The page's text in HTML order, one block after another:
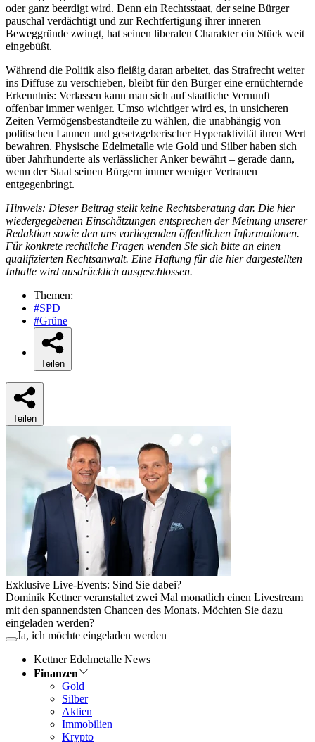
oder ganz beerdigt wird. Denn ein Rechtsstaat, der seine Bürger
pauschal verdächtigt und zur Rechtfertigung ihrer inneren
Beweggründe zwingt, hat seinen liberalen Charakter ein Stück weit
eingebüßt.
Während die Politik also fleißig daran arbeitet, das Strafrecht weiter
ins Diffuse zu verschieben, bleibt für den Bürger eine ernüchternde
Erkenntnis: Verlassen kann man sich auf staatliche Vernunft
offenbar immer weniger. Umso wichtiger wird es, in unsicheren
Zeiten Vermögensbestandteile zu wählen, die unabhängig von
politischen Launen und gesetzgeberischer Hyperaktivität ihren Wert
bewahren. Physische Edelmetalle wie Gold und Silber haben sich
über Jahrhunderte als verlässlicher Anker bewährt – gerade dann,
wenn der Staat seinen Bürgern immer weniger Vertrauen
entgegenbringt.
Hinweis: Dieser Beitrag stellt keine Rechtsberatung dar. Die hier
wiedergegebenen Einschätzungen entsprechen der Meinung unserer
Redaktion sowie den uns vorliegenden öffentlichen Informationen.
Für konkrete rechtliche Fragen wenden Sie sich bitte an einen
qualifizierten Rechtsanwalt. Eine Haftung für die hier dargestellten
Inhalte wird ausdrücklich ausgeschlossen.
Themen:
#SPD
#Grüne
Teilen
Teilen
Exklusive Live-Events: Sind Sie dabei?
Dominik Kettner veranstaltet zwei Mal monatlich einen Livestream
mit den spannendsten Chancen des Monats. Möchten Sie dazu
eingeladen werden?
Ja, ich möchte eingeladen werden
Kettner Edelmetalle News
Finanzen
Gold
Silber
Aktien
Immobilien
Krypto